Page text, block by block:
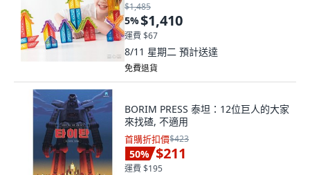
$1,485
5%$1,410
運費 $67
8/11 星期二 預計送達
免費退貨
BORIM PRESS 泰坦：12位巨人的大家
來找碴, 不適用
首購折扣價$423
50% $211
運費 $195